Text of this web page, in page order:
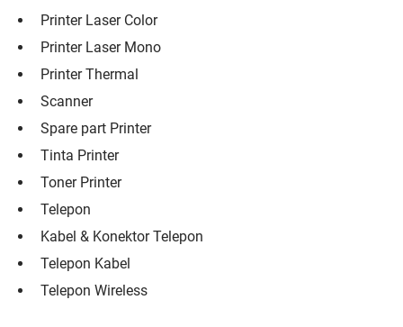
Printer Laser Color
Printer Laser Mono
Printer Thermal
Scanner
Spare part Printer
Tinta Printer
Toner Printer
Telepon
Kabel & Konektor Telepon
Telepon Kabel
Telepon Wireless